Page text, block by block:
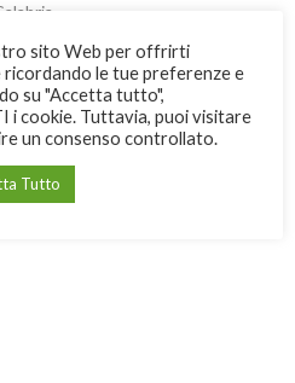
(CS) ITALY
sito Web per offrirti
le tue preferenze e
su "Accetta tutto",
i cookie. Tuttavia, puoi visitare
un consenso controllato.
Tutto